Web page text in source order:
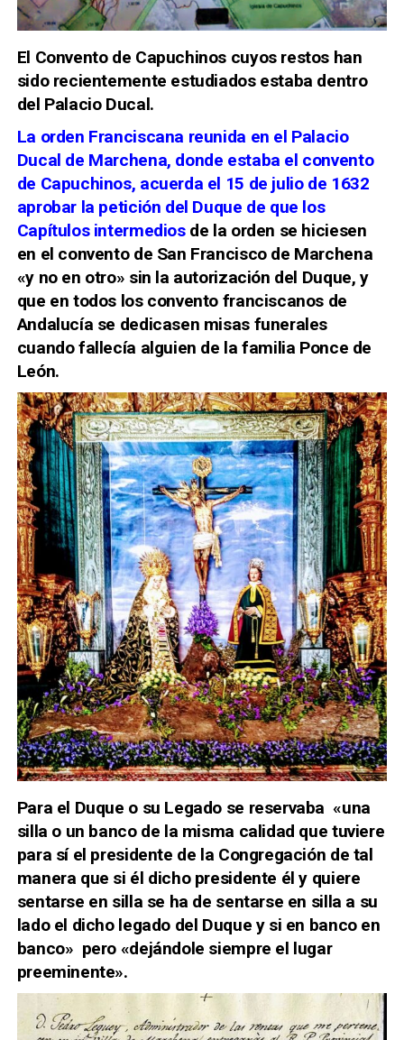
El Convento de Capuchinos cuyos restos han
sido recientemente estudiados estaba dentro
del Palacio Ducal.
La orden Franciscana reunida en el Palacio
Ducal de Marchena, donde estaba el convento
de Capuchinos, acuerda el 15 de julio de 1632
aprobar la petición del Duque de que los
Capítulos intermediosde la orden se hiciesen
en el convento de San Francisco de Marchena
«y no en otro» sin la autorización del Duque, y
que en todos los convento franciscanos de
Andalucía se dedicasen misas funerales
cuando fallecía alguien de la familia Ponce de
León.
Para el Duque o su Legado se reservaba «una
silla o un banco de la misma calidad que tuviere
para sí el presidente de la Congregación de tal
manera que si él dicho presidente él y quiere
sentarse en silla se ha de sentarse en silla a su
lado el dicho legado del Duque y si en banco en
banco» pero «dejándole siempre el lugar
preeminente».